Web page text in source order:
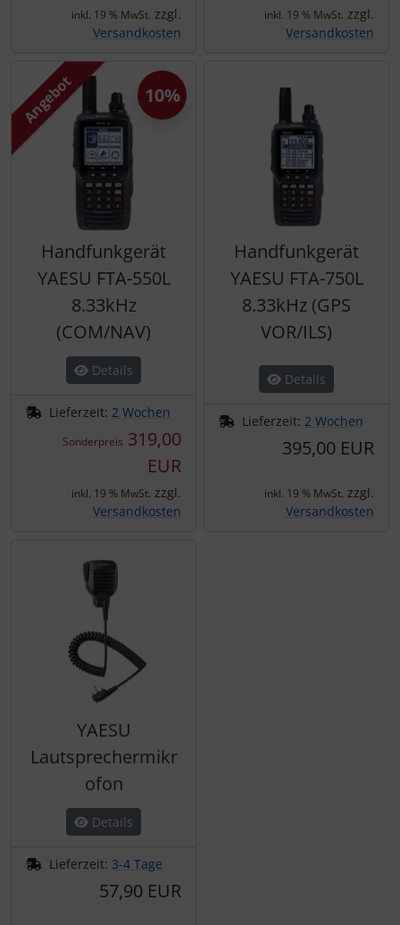
inkl. 19 % MwSt. zzgl.
Versandkosten
inkl. 19 % MwSt. zzgl.
Versandkosten
Angebot
Handfunkgerät
YAESU FTA-550L
8.33kHz
(COM/NAV)
Details
Lieferzeit: 2 Wochen
Sonderpreis 319,00
EUR
10%
inkl. 19 % MwSt. zzgl.
Versandkosten
Handfunkgerät
YAESU FTA-750L
8.33kHz (GPS
VOR/ILS)
Details
Lieferzeit: 2 Wochen
395,00 EUR
inkl. 19 % MwSt. zzgl.
Versandkosten
YAESU
Lautsprechermikr
ofon
Details
Lieferzeit: 3-4 Tage
57,90 EUR
Instrumente
Mückenputzer
Navigation
Reifen, Schläuche und Co.
Sauerstoff, Gas und Feuer
Schläuche, Verbinder....
Schrauben, Muttern & Co.
Schutz und Pflege
Schutztaschen Interieur
Tapes und Tuning
Schlüsselanhänger
Schmuck
Taschen
Thermikhüte
3D Reliefkarten